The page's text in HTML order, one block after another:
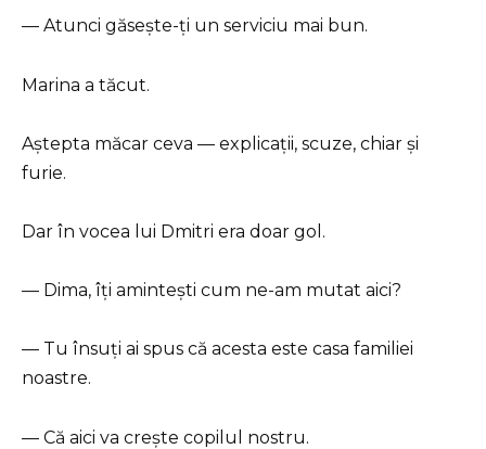
— Atunci găsește-ți un serviciu mai bun.
Marina a tăcut.
Aștepta măcar ceva — explicații, scuze, chiar și
furie.
Dar în vocea lui Dmitri era doar gol.
— Dima, îți amintești cum ne-am mutat aici?
— Tu însuți ai spus că acesta este casa familiei
noastre.
— Că aici va crește copilul nostru.